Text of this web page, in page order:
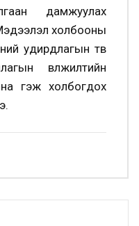
дамжуулах
холбооны
удирдлагын төв
өвөлжилтийн
гэж холбогдох